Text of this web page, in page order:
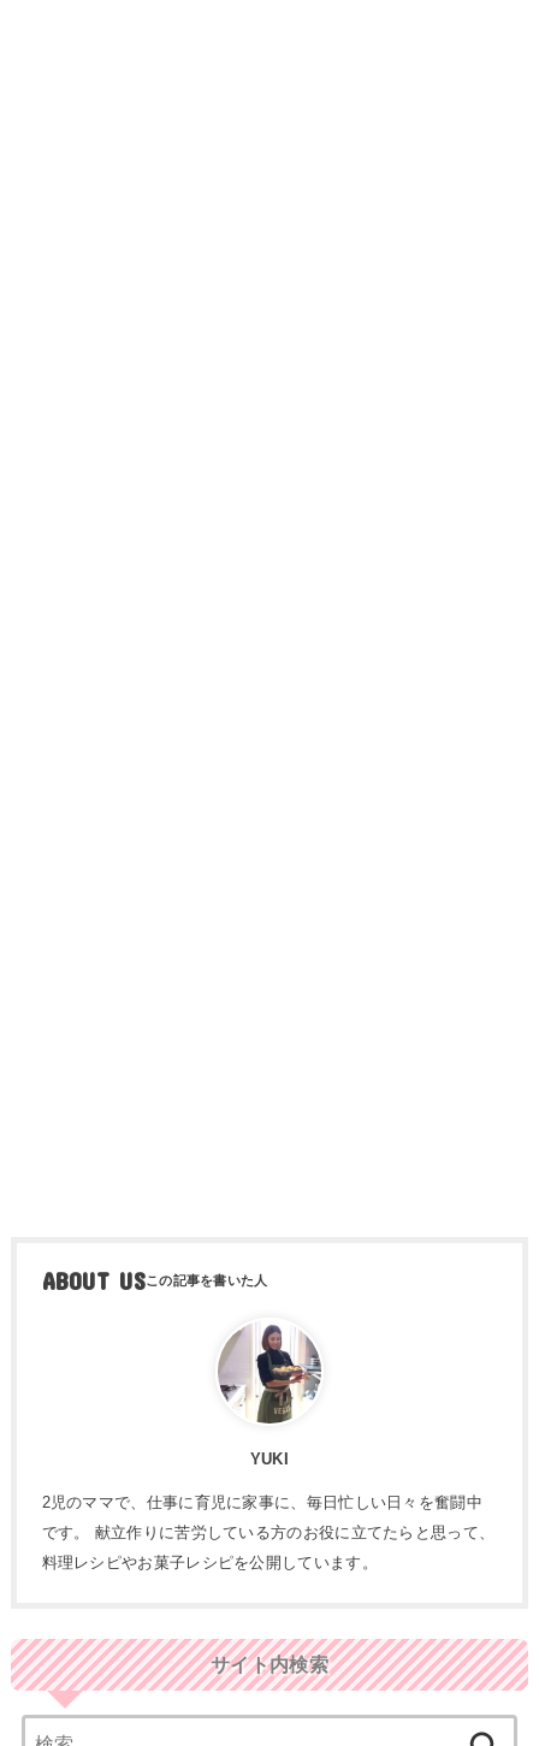
ABOUT US
YUKI
2児のママで、仕事に育児に家事に、毎日忙しい日々を奮闘中
です。 献立作りに苦労している方のお役に立てたらと思って、
料理レシピやお菓子レシピを公開しています。
サイト内検索